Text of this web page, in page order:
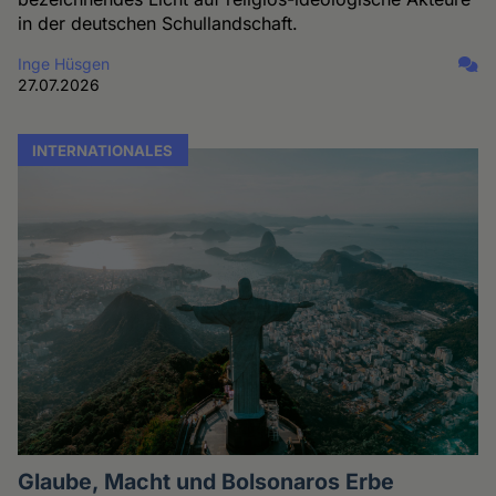
in der deutschen Schullandschaft.
Inge Hüsgen
27.07.2026
INTERNATIONALES
Glaube, Macht und Bolsonaros Erbe